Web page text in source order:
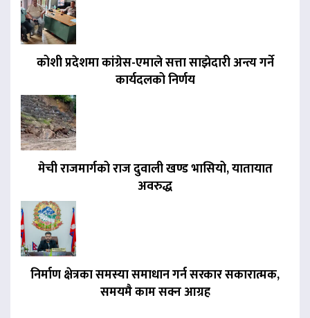
कोशी प्रदेशमा कांग्रेस-एमाले सत्ता साझेदारी अन्त्य गर्ने
कार्यदलको निर्णय
मेची राजमार्गको राज दुवाली खण्ड भासियो, यातायात
अवरुद्ध
निर्माण क्षेत्रका समस्या समाधान गर्न सरकार सकारात्मक,
समयमै काम सक्न आग्रह